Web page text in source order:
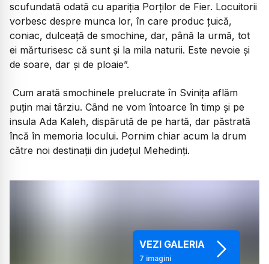
scufundată odată cu apariția Porților de Fier. Locuitorii
vorbesc despre munca lor, în care produc țuică,
coniac, dulceață de smochine, dar, până la urmă, tot
ei mărturisesc că sunt și la mila naturii. Este nevoie și
de soare, dar și de ploaie”.
Cum arată smochinele prelucrate în Svinița aflăm
puțin mai târziu. Când ne vom întoarce în timp și pe
insula Ada Kaleh, dispărută de pe hartă, dar păstrată
încă în memoria locului. Pornim chiar acum la drum
către noi destinații din județul Mehedinți.
VEZI GALERIA
7 imagini